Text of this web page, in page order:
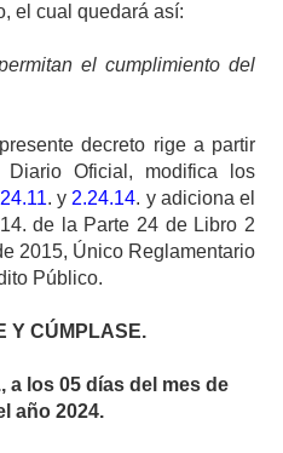
el cual quedará así:
el cumplimiento del
decreto rige a partir
Oficial, modifica los
. y 2.24.14. y adiciona el
de la Parte 24 de Libro 2
2015, Único Reglamentario
Público.
Y CÚMPLASE.
a los 05 días del mes de
año 2024.